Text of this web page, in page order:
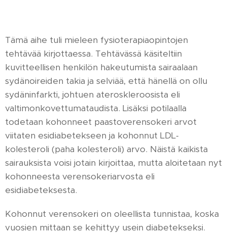
Tämä aihe tuli mieleen fysioterapiaopintojen
tehtävää kirjottaessa. Tehtävässä käsiteltiin
kuvitteellisen henkilön hakeutumista sairaalaan
sydänoireiden takia ja selviää, että hänellä on ollu
sydäninfarkti, johtuen ateroskleroosista eli
valtimonkovettumataudista. Lisäksi potilaalla
todetaan kohonneet paastoverensokeri arvot
viitaten esidiabetekseen ja kohonnut LDL-
kolesteroli (paha kolesteroli) arvo. Näistä kaikista
sairauksista voisi jotain kirjoittaa, mutta aloitetaan nyt
kohonneesta verensokeriarvosta eli
esidiabeteksesta.
Kohonnut verensokeri on oleellista tunnistaa, koska
vuosien mittaan se kehittyy usein diabetekseksi.